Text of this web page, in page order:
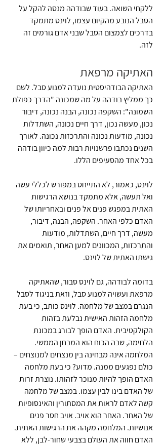
ללקחי השואה. בעוד שבודהה מנסה להקל על
הסבל הנובע מהקיום עצמו, לוינס מתמקד
בדרכים לצמצום הסבל שבני אדם גורמים זה
לזה.
האתיקה מרפאת
האתיקה הבודהיסטית נועדה למנוע סבל. לשם
כך ממליץ בודהה על מה שמכונה "הדרך כפולת
השמונה": השקפה נכונה, הבנה נכונה, דיבור
נכון, מעשה נכון, דרך חיים נכונה, השתדלות
נכונה, מודעות נכונה והתרכזות נכונה. לאורך
השנים נכתבו פרשנויות רבות למה כיוון בודהה
בכל אחד מהסעיפים הללו.
לוינס, כאמור, לא התייחס במפורש לכללי עשה
ואל תעשה, אלא מתמקד בנושא הרגישות
האתית במפגש פנים אל פנים ובאחריותו של
האדם כלפי האחר. השקפה, הבנה, דיבור,
מעשה, דרך חיים, השתדלות, מודעות
והתרכזות, המכוונים למען האחר, תואמים את
גישתו האתית של לוינס.
בדומה לבודהה, גם לוינס סבור, שהאתיקה
מרפאת ועשויה למנוע סבל, וזאת בניגוד לסבל
הנגרם במצב של מלחמה. לוינס כותב, כי בעת
מלחמה הזהות האישית נבלעת בזהות
הקולקטיבית. האדם הופך לבורג במכונת
הלחימה, שבה הכוח הוא המבחן הממשי.
המלחמה אינה מבחינה בין מנצחים למנוצחים –
כולם נפגעים ממנה. מדוע? כי בעת מלחמה
האדם הופך להיות מנוכר לזהותו. נוצרת זרות
של האדם בינו לבין עצמו. במצב של מלחמה
קשה לאדם לראות את המסתורין והאינסופיות
של האחר. האחר הוא אויב. אויב חסר פנים
אנושיות. המלחמה מקהה את הרגישות האתית.
האדם חווה את העולם בצבעי שחור-לבן, ללא